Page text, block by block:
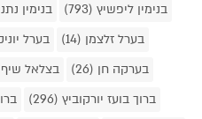
בנימין ליפשיץ (793)
בנימין
בערל זלצמן (14)
בערל יוניק
בערקה חן (26)
בצלאל שיף
ברוך בועז יורקוביץ (296)